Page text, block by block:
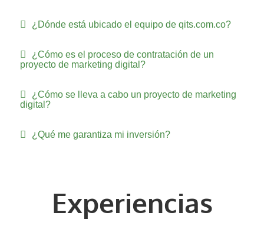
¿Dónde está ubicado el equipo de qits.com.co?
¿Cómo es el proceso de contratación de un
proyecto de marketing digital?
¿Cómo se lleva a cabo un proyecto de marketing
digital?
¿Qué me garantiza mi inversión?
Experiencias